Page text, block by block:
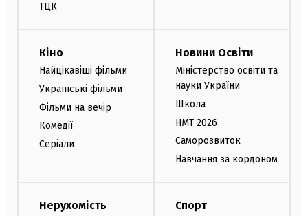
ТЦК
Кіно
Найцікавіші фільми
Українські фільми
Фільми на вечір
Комедії
Серіали
Новини Освіти
Міністерство освіти та
науки України
Школа
НМТ 2026
Саморозвиток
Навчання за кордоном
Нерухомість Спорт